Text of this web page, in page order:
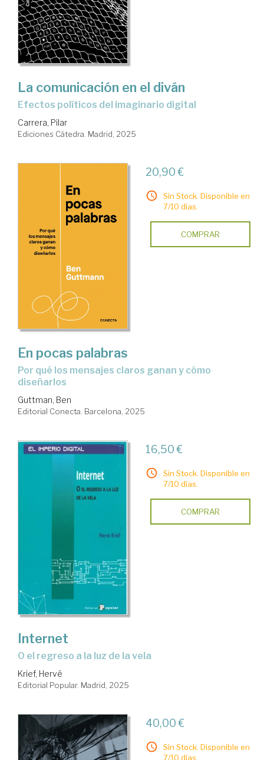
La comunicación en el diván
Efectos políticos del imaginario digital
Carrera, Pilar
Ediciones Cátedra. Madrid, 2025
20,90 €
Sin Stock. Disponible en
7/10 días.
COMPRAR
En pocas palabras
Por qué los mensajes claros ganan y cómo
diseñarlos
Guttman, Ben
Editorial Conecta. Barcelona, 2025
16,50 €
Sin Stock. Disponible en
7/10 días.
COMPRAR
Internet
O el regreso a la luz de la vela
Krief, Hervé
Editorial Popular. Madrid, 2025
40,00 €
Sin Stock. Disponible en
7/10 días.